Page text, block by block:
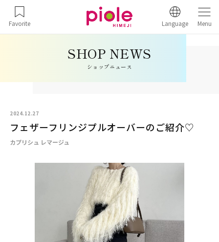
Favorite Language Menu
ショップニュース
2024.12.27
フェザーフリンジプルオーバーのご紹介♡
カプリシュ レマージュ